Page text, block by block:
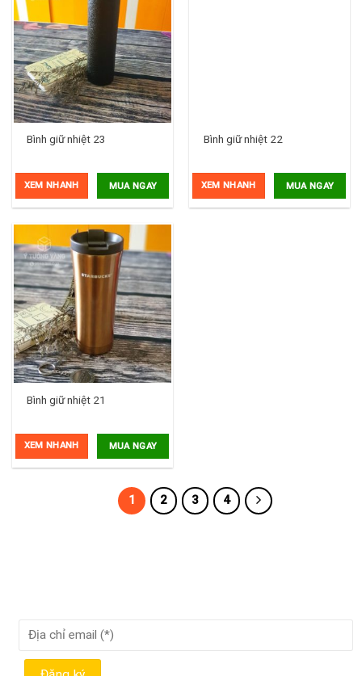
Bình giữ nhiệt 23
MUA NGAY
XEM NHANH
Bình giữ nhiệt 22
MUA NGAY
XEM NHANH
Bình giữ nhiệt 21
MUA NGAY
XEM NHANH
1 2 3 4